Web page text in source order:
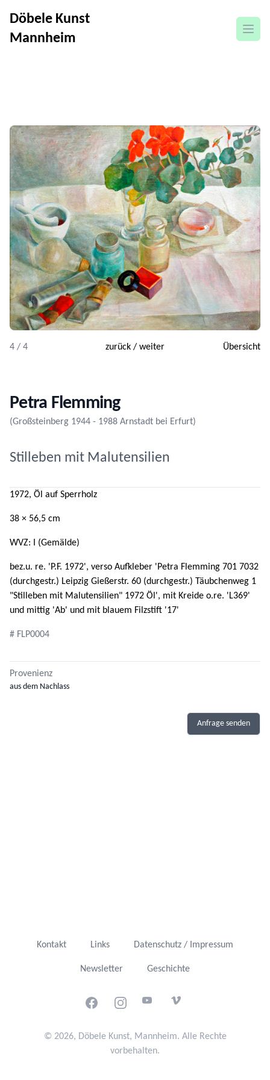
Döbele Kunst
Mannheim
4 / 4 zurück/ weiter Übersicht
Petra Flemming
(Großsteinberg 1944 - 1988 Arnstadt bei Erfurt)
Stilleben mit Malutensilien
1972, Öl auf Sperrholz
38 × 56,5 cm
WVZ: I (Gemälde)
bez.u. re. 'P.F. 1972', verso Aufkleber 'Petra Flemming 701 7032
(durchgestr.) Leipzig Gießerstr. 60 (durchgestr.) Täubchenweg 1
"Stilleben mit Malutensilien" 1972 Öl', mit Kreide o.re. 'L369'
und mittig 'Ab' und mit blauem Filzstift '17'
# FLP0004
Provenienz
aus dem Nachlass
Anfrage senden
Kontakt Links Datenschutz / Impressum
Newsletter Geschichte
FacebookInstagramYoutubeVimeo
© 2026, Döbele Kunst, Mannheim. Alle Rechte
vorbehalten.